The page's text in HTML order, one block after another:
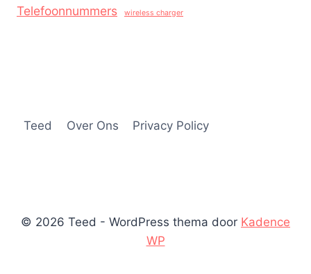
Telefoonnummers wireless charger
Teed Over Ons Privacy Policy
© 2026 Teed - WordPress thema door Kadence
WP